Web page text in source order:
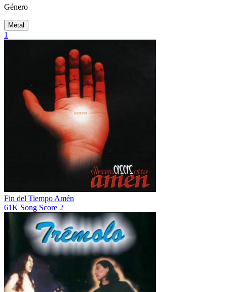
Género
Metal
1
Fin del Tiempo Amén
61K Song Score 2